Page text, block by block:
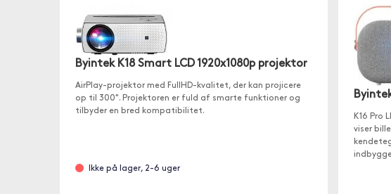
Byintek K18 Smart LCD 1920x1080p projektor
AirPlay-projektor med FullHD-kvalitet, der kan projicere
op til 300". Projektoren er fuld af smarte funktioner og
tilbyder en bred kompatibilitet.
Ikke på lager, 2-6 uger
K16 Pro
viser